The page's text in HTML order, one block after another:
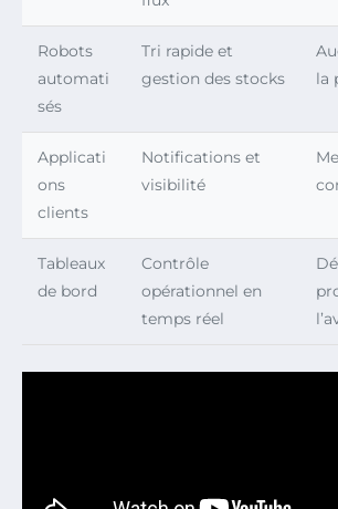
Robots
automati
sés
Tri rapide et
gestion des stocks
la
Applicati
ons
clients
Notifications et
visibilité
Tableaux
de bord
Contrôle
opérationnel en
temps réel